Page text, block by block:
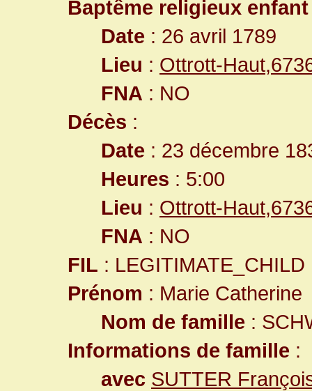
Baptême religieux enfant
Date : 26 avril 1789
Lieu : Ottrott-
FNA : NO
Décès :
Date : 23 décembre
Heures : 5:00
Lieu : Ottrott-
FNA : NO
FIL : LEGITIMATE_CHILD
Prénom : Marie Catherine
Nom de famille :
Informations de famille :
avec SUTTER